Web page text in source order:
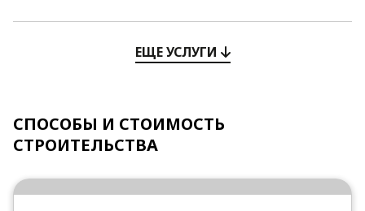
ЕЩЕ УСЛУГИ
СПОСОБЫ И СТОИМОСТЬ
СТРОИТЕЛЬСТВА